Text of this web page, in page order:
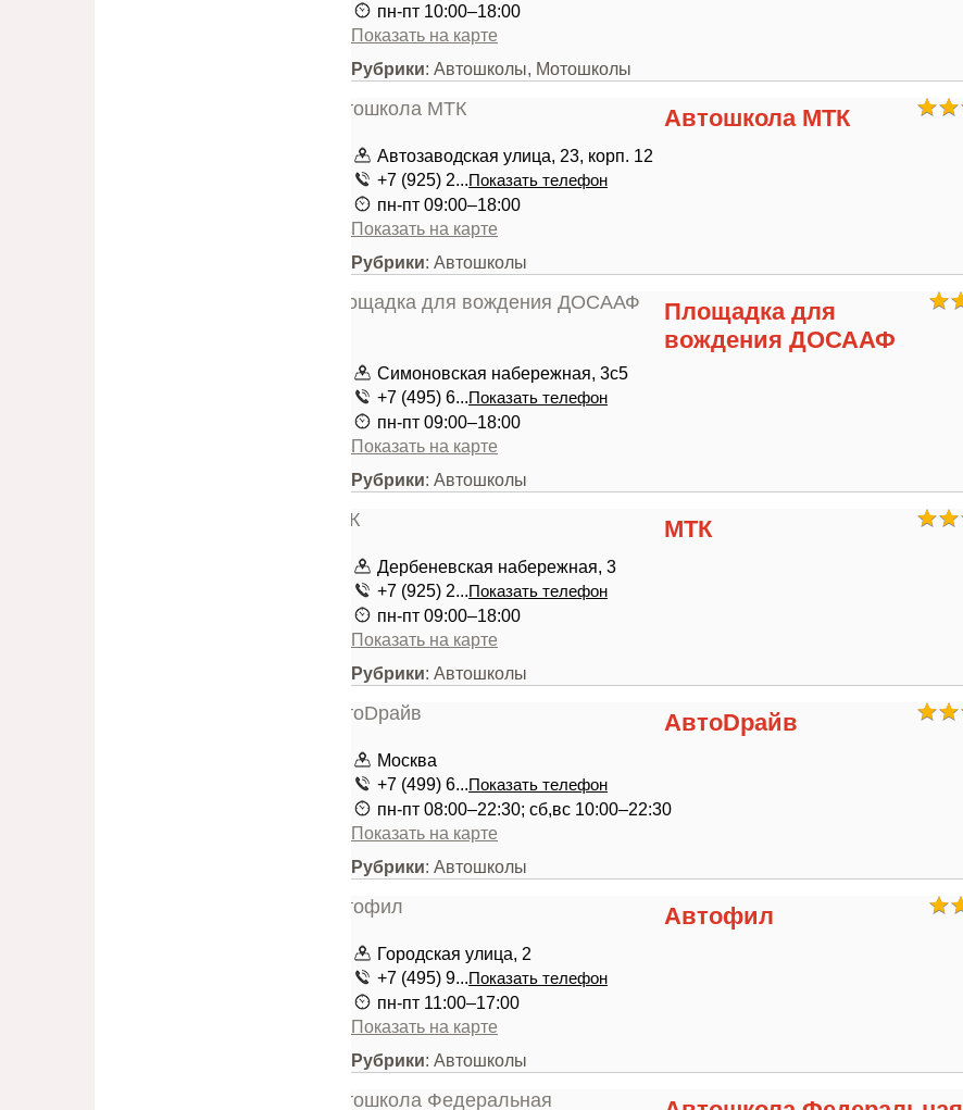
пн-пт 10:00–18:00
Показать на карте
Рубрики: Автошколы, Мотошколы
Автошкола МТК
Автозаводская улица, 23, корп. 12
+7 (925) 2...Показать телефон
пн-пт 09:00–18:00
Показать на карте
Рубрики: Автошколы
Площадка для
вождения ДОСААФ
Симоновская набережная, 3с5
+7 (495) 6...Показать телефон
пн-пт 09:00–18:00
Показать на карте
Рубрики: Автошколы
МТК
Дербеневская набережная, 3
+7 (925) 2...Показать телефон
пн-пт 09:00–18:00
Показать на карте
Рубрики: Автошколы
АвтоDрайв
Москва
+7 (499) 6...Показать телефон
пн-пт 08:00–22:30; сб,вс 10:00–22:30
Показать на карте
Рубрики: Автошколы
Автофил
Городская улица, 2
+7 (495) 9...Показать телефон
пн-пт 11:00–17:00
Показать на карте
Рубрики: Автошколы